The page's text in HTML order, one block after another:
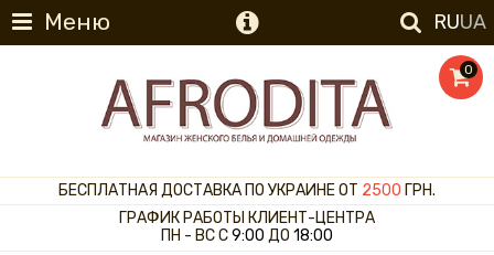
Меню RUUA
0
БЕСПЛАТНАЯ ДОСТАВКА ПО УКРАИНЕ ОТ 2500 ГРН.
ГРАФИК РАБОТЫ КЛИЕНТ-ЦЕНТРА
ПН - ВС С9:00 ДО 18:00